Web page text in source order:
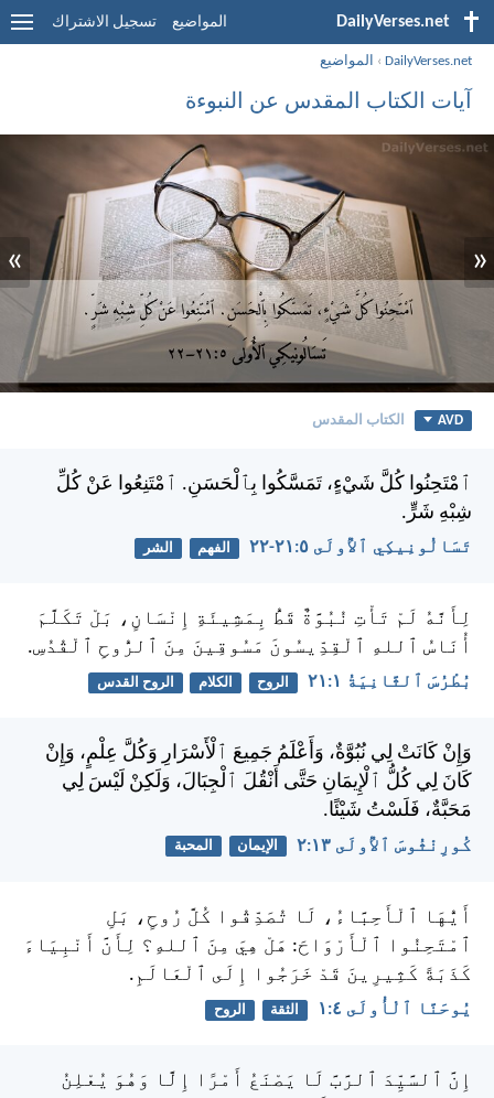
DailyVerses.net المواضيع تسجيل الاشتراك
DailyVerses.net
› المواضيع
آيات الكتاب المقدس عن النبوءة
«
»
AVD الكتاب المقدس
ٱمْتَحِنُوا كُلَّ شَيْءٍ، تَمَسَّكُوا بِٱلْحَسَنِ. ٱمْتَنِعُوا عَنْ كُلِّ
شِبْهِ شَرٍّ.
تَسَالُونِيكِي ٱلأُولَى ٥:‏٢١-‏٢٢ الفهم الشر
لِأَنَّهُ لَمْ تَأْتِ نُبُوَّةٌ قَطُّ بِمَشِيئَةِ إِنْسَانٍ، بَلْ تَكَلَّمَ
أُنَاسُ ٱللهِ ٱلْقِدِّيسُونَ مَسُوقِينَ مِنَ ٱلرُّوحِ ٱلْقُدُسِ.
بُطْرُسَ ٱلثَّانِيَةُ ١:‏٢١ الروح الكلام الروح القدس
وَإِنْ كَانَتْ لِي نُبُوَّةٌ، وَأَعْلَمُ جَمِيعَ ٱلْأَسْرَارِ وَكُلَّ عِلْمٍ، وَإِنْ
كَانَ لِي كُلُّ ٱلْإِيمَانِ حَتَّى أَنْقُلَ ٱلْجِبَالَ، وَلَكِنْ لَيْسَ لِي
مَحَبَّةٌ، فَلَسْتُ شَيْئًا.
كُورِنْثُوسَ ٱلأُولَى ١٣:‏٢ الإيمان المحبة
أَيُّهَا ٱلْأَحِبَّاءُ، لَا تُصَدِّقُوا كُلَّ رُوحٍ، بَلِ
ٱمْتَحِنُوا ٱلْأَرْوَاحَ: هَلْ هِيَ مِنَ ٱللهِ؟ لِأَنَّ أَنْبِيَاءَ
كَذَبَةً كَثِيرِينَ قَدْ خَرَجُوا إِلَى ٱلْعَالَمِ.
يُوحَنَّا ٱلْأُولَى ٤:‏١ الثقة الروح
إِنَّ ٱلسَّيِّدَ ٱلرَّبَّ لَا يَصْنَعُ أَمْرًا إِلَّا وَهُوَ يُعْلِنُ